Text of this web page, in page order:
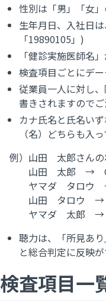
性別は「男」「女
生年月日、入社日
「19890105」)
「健診実施医師名
検査項目ごとにデ
従業員一人に対し
書きされますので
カナ氏名と氏名い
（名）どちらも入
例）山田 太郎さんの
山田 太郎 →
ヤマダ タロウ
山田 タロウ →
ヤマダ 太郎 →
聴力は、「所見あ
と総合判定に反映
検査項目一